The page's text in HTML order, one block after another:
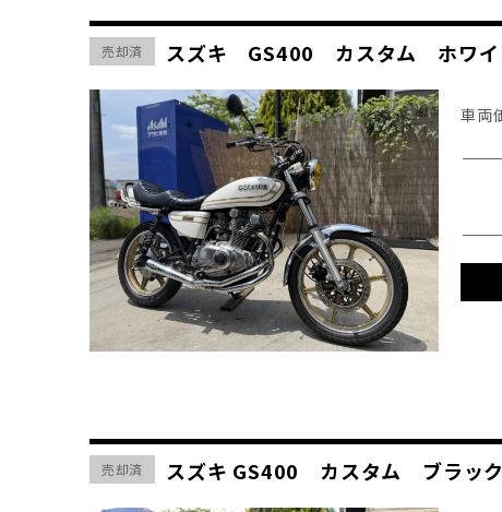
売却済 スズキ GS400 カスタム ホワ
車両
売却済 スズキ GS400 カスタム ブラ